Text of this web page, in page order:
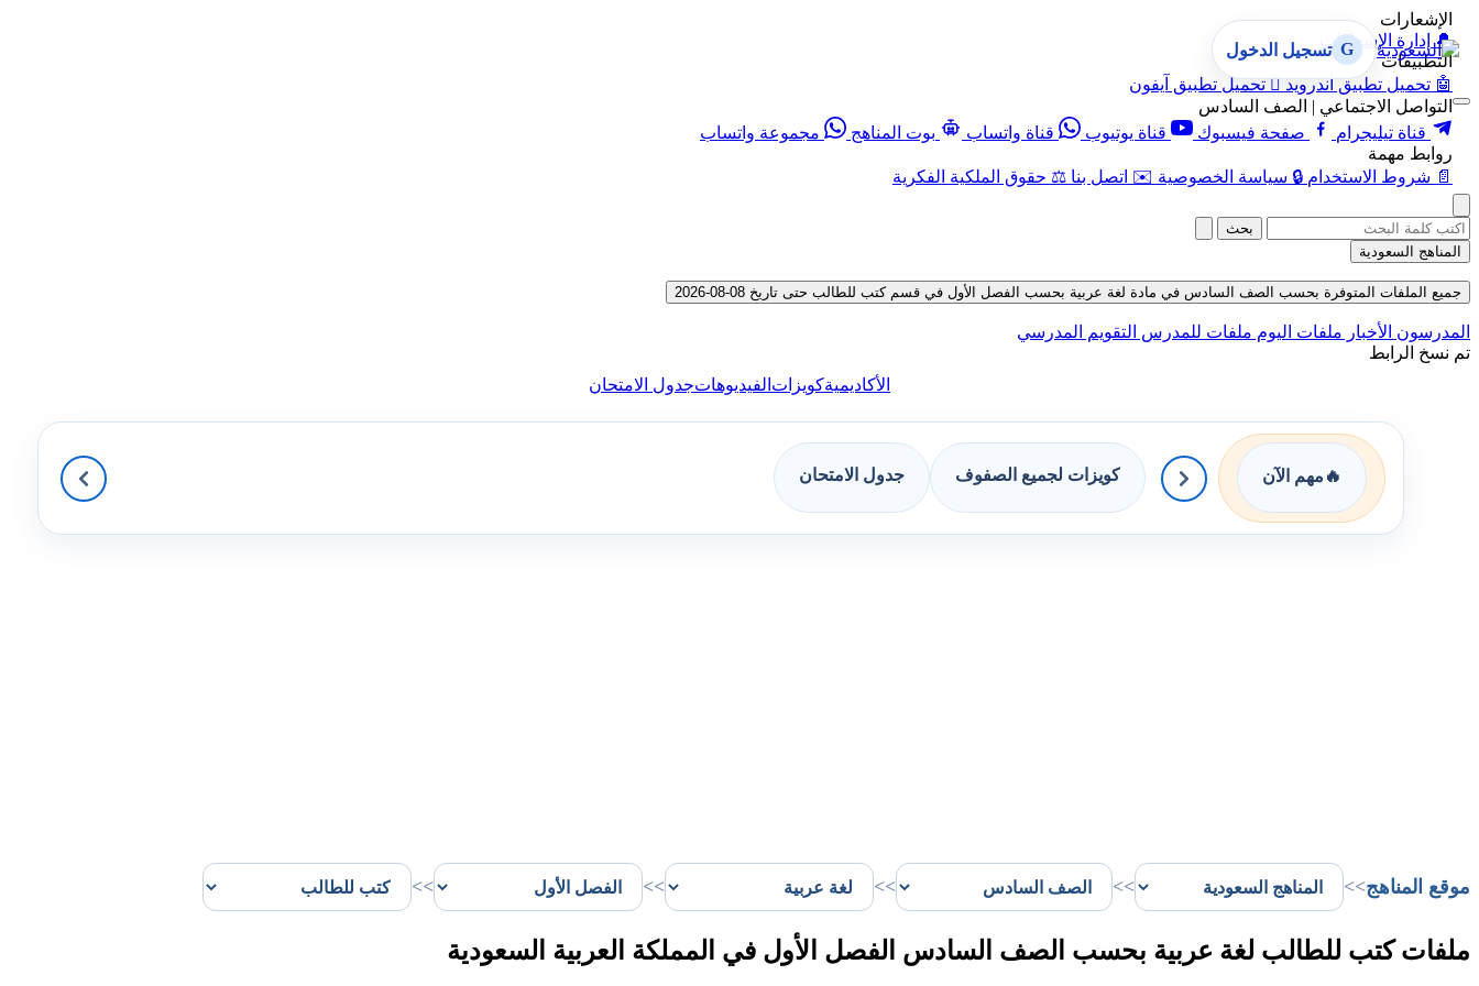
الإشعارات
🔔 إدارة الإشعارات
التطبيقات
🤖 تحميل تطبيق أندرويد  تحميل تطبيق آيفون
التواصل الاجتماعي | الصف السادس
قناة تيليجرام
صفحة فيسبوك قناة يوتيوب قناة واتساب بوت المناهج
مجموعة واتساب
روابط مهمة
📄 شروط الاستخدام 🔒 سياسة الخصوصية ✉️ اتصل بنا ⚖️ حقوق الملكية الفكرية
G تسجيل الدخول
بحث
المناهج السعودية
جميع الملفات المتوفرة بحسب الصف السادس في مادة لغة عربية بحسب الفصل الأول في قسم كتب للطالب حتى تاريخ 08-08-2026
المدرسون الأخبار ملفات اليوم ملفات للمدرس التقويم المدرسي
تم نسخ الرابط
الأكاديميةكويزات الفيديوهاتجدول الامتحان
🔥 مهم الآن كويزات لجميع الصفوف جدول الامتحان
موقع المناهج>>
>>
>>
>>
>>
ملفات كتب للطالب لغة عربية بحسب الصف السادس الفصل الأول في المملكة العربية السعودية